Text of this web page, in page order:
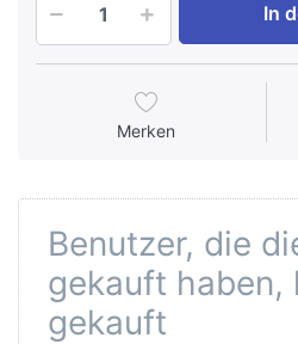
In
Merken
Benutzer, die
gekauft haben,
gekauft